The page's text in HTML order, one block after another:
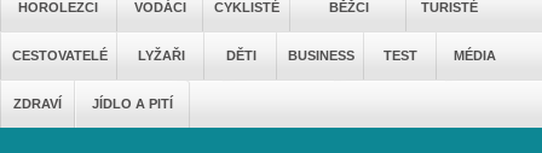
HOROLEZCI VODÁCI CYKLISTÉ BĚŽCI TURISTÉ
CESTOVATELÉ LYŽAŘI DĚTI BUSINESS TEST MÉDIA
ZDRAVÍ JÍDLO A PITÍ